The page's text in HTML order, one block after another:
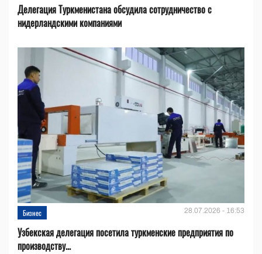
Делегация Туркменистана обсудила сотрудничество с
нидерландскими компаниями
Бизнес 28.07.2026 - 16:53
Узбекская делегация посетила туркменские предприятия по
производству...